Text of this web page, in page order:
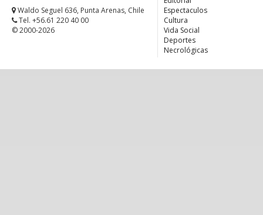
Waldo Seguel 636, Punta Arenas, Chile
Tel. +56.61 220 40 00
© 2000-2026
Espectaculos
Cultura
Vida Social
Deportes
Necrológicas